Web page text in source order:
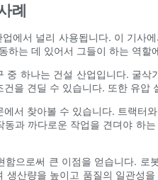
례
에서 널리 사용됩니다. 이 기
하는 데 있어서 그들이 하는 역할
하나는 건설 산업입니다. 굴
을 견딜 수 있습니다. 또한 유
서 찾아볼 수 있습니다. 트랙
과 까다로운 작업을 견뎌야 하
으로써 큰 ​​이점을 얻습니다.
산량을 높이고 품질의 일관성